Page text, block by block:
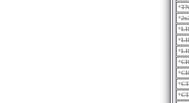
*
*
*
*
*
*
*
*
*